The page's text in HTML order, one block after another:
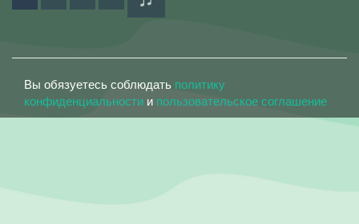
Вы обязуетесь соблюдать политику
конфиденциальности и пользовательское соглашение